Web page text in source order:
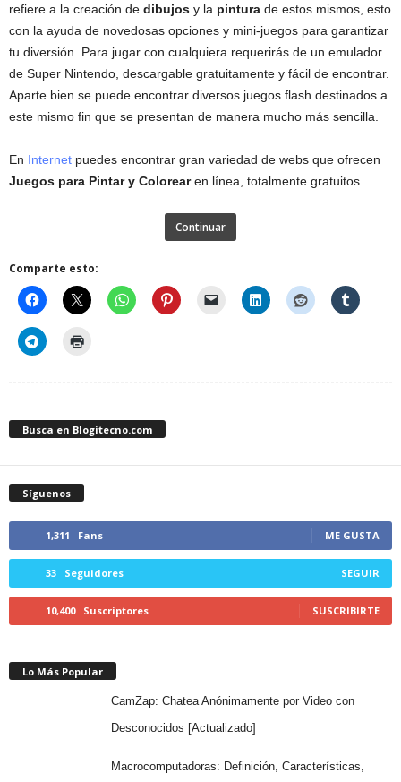
refiere a la creación de dibujos y la pintura de estos mismos, esto
con la ayuda de novedosas opciones y mini-juegos para garantizar
tu diversión. Para jugar con cualquiera requerirás de un emulador
de Super Nintendo, descargable gratuitamente y fácil de encontrar.
Aparte bien se puede encontrar diversos juegos flash destinados a
este mismo fin que se presentan de manera mucho más sencilla.
En Internet puedes encontrar gran variedad de webs que ofrecen
Juegos para Pintar y Colorearen línea, totalmente gratuitos.
Continuar
Comparte esto:
Busca en Blogitecno.com
Síguenos
1,311 Fans ME GUSTA
33 Seguidores SEGUIR
10,400 Suscriptores SUSCRIBIRTE
Lo Más Popular
CamZap: Chatea Anónimamente por Video con
Desconocidos [Actualizado]
Macrocomputadoras: Definición, Características,